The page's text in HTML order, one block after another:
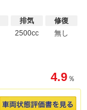
排気
2500cc
修復
無し
4.9 ％